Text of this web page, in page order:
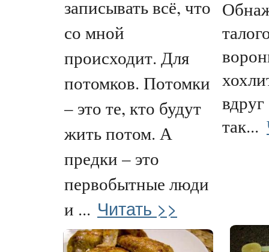
записывать всё, что
со мной
происходит. Для
потомков. Потомки
– это те, кто будут
жить потом. А
предки – это
первобытные люди
и ... Читать >>
так...